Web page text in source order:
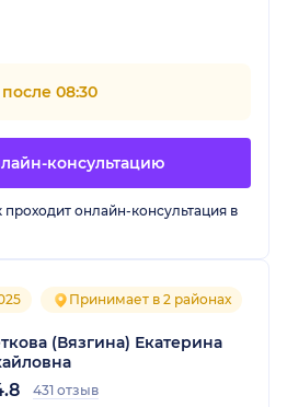
08:30
консультацию
онлайн-консультация в
Принимает в 2 районах
(Вязгина) Екатерина
431 отзыв